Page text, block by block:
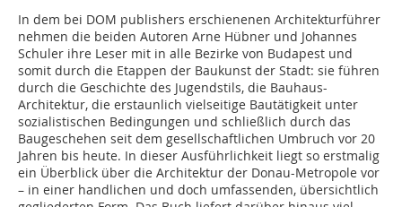
In dem bei DOM publishers erschienenen Architekturführer
nehmen die beiden Autoren Arne Hübner und Johannes
Schuler ihre Leser mit in alle Bezirke von Budapest und
somit durch die Etappen der Baukunst der Stadt: sie führen
durch die Geschichte des Jugendstils, die Bauhaus-
Architektur, die erstaunlich vielseitige Bautätigkeit unter
sozialistischen Bedingungen und schließlich durch das
Baugeschehen seit dem gesellschaftlichen Umbruch vor 20
Jahren bis heute. In dieser Ausführlichkeit liegt so erstmalig
ein Überblick über die Architektur der Donau-Metropole vor
– in einer handlichen und doch umfassenden, übersichtlich